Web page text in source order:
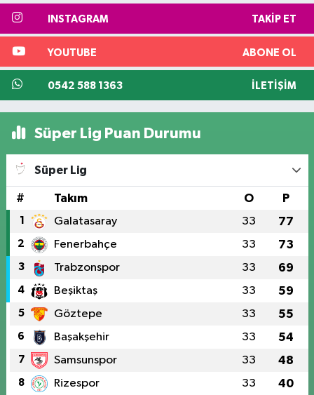
INSTAGRAM TAKIP ET
YOUTUBE ABONE OL
0542 588 1363 İLETIŞIM
Süper Lig Puan Durumu
Süper Lig
# Takım O P
1 Galatasaray 33 77
2 Fenerbahçe 33 73
3 Trabzonspor 33 69
4 Beşiktaş 33 59
5 Göztepe 33 55
6 Başakşehir 33 54
7 Samsunspor 33 48
8 Rizespor 33 40